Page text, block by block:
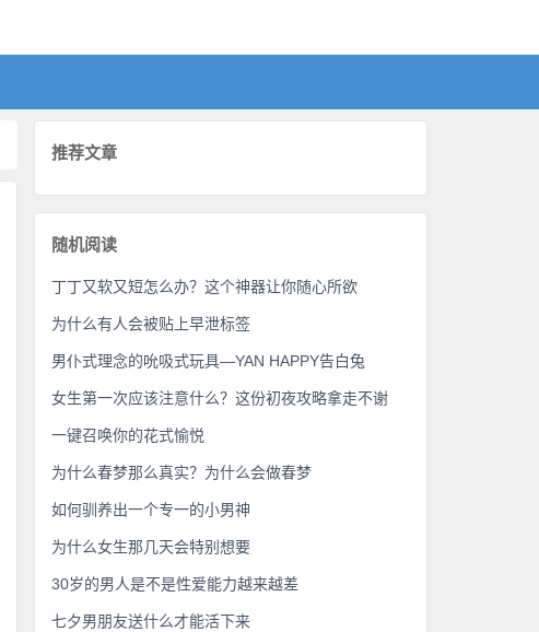
推荐文章
随机阅读
丁丁又软又短怎么办？这个神器让你随心所欲
为什么有人会被贴上早泄标签
男仆式理念的吮吸式玩具—YAN HAPPY告白兔
女生第一次应该注意什么？这份初夜攻略拿走不谢
一键召唤你的花式愉悦
为什么春梦那么真实？为什么会做春梦
如何驯养出一个专一的小男神
为什么女生那几天会特别想要
30岁的男人是不是性爱能力越来越差
七夕男朋友送什么才能活下来